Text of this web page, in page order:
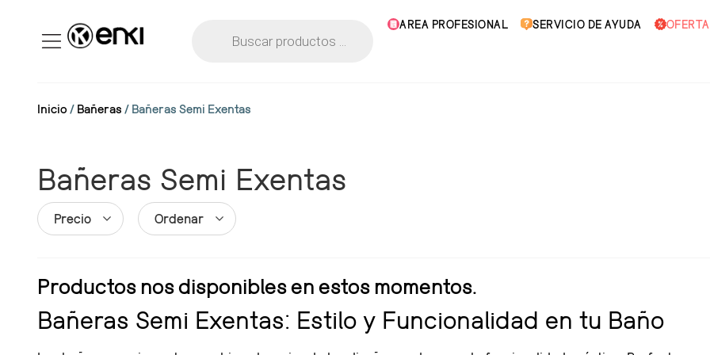
AREA PROFESIONAL SERVICIO DE AYUDA
Inicio / Bañeras / Bañeras Semi Exentas
Bañeras Semi Exentas
Precio Ordenar
Productos nos disponibles en estos momentos.
Bañeras Semi Exentas: Estilo y Funcionalidad en tu Baño